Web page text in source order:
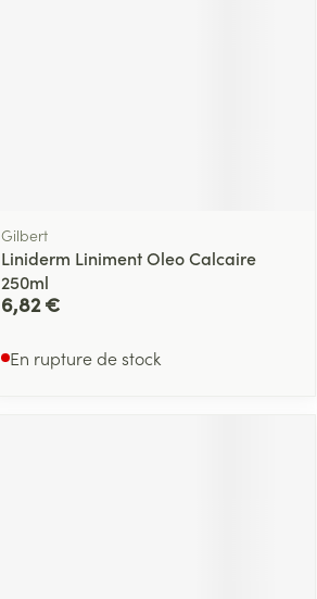
Gilbert
Liniderm Liniment Oleo Calcaire
250ml
6,82 €
En rupture de stock